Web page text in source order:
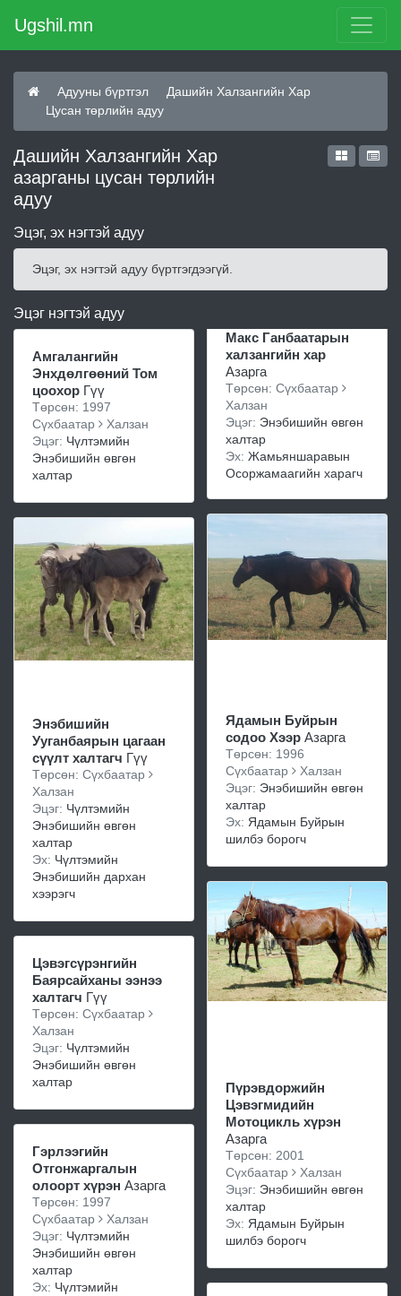
Ugshil.mn
Адууны бүртгэл
Дашийн Халзангийн Хар
Цусан төрлийн адуу
Дашийн Халзангийн Хар
азарганы цусан төрлийн
адуу
Эцэг, эх нэгтэй адуу
Эцэг, эх нэгтэй адуу бүртгэгдээгүй.
Эцэг нэгтэй адуу
Амгалангийн
Энхдөлгөөний Том
цоохор Гүү
Төрсөн: 1997
Сүхбаатар
Халзан
Эцэг: Чүлтэмийн
Энэбишийн өвгөн
халтар
Энэбишийн
Ууганбаярын цагаан
сүүлт халтагч Гүү
Төрсөн: Сүхбаатар
Халзан
Эцэг: Чүлтэмийн
Энэбишийн өвгөн
халтар
Эх: Чүлтэмийн
Энэбишийн дархан
хээрэгч
Цэвэгсүрэнгийн
Баярсайханы ээнээ
халтагч Гүү
Төрсөн: Сүхбаатар
Халзан
Эцэг: Чүлтэмийн
Энэбишийн өвгөн
халтар
Гэрлээгийн
Отгонжаргалын
олоорт хүрэн Азарга
Төрсөн: 1997
Сүхбаатар
Халзан
Эцэг: Чүлтэмийн
Энэбишийн өвгөн
халтар
Эх: Чүлтэмийн
Макс Ганбаатарын
халзангийн хар
Азарга
Төрсөн: Сүхбаатар
Халзан
Эцэг: Энэбишийн өвгөн
халтар
Эх: Жамьяншаравын
Осоржамаагийн харагч
Ядамын Буйрын
содоо Хээр Азарга
Төрсөн: 1996
Сүхбаатар
Халзан
Эцэг: Энэбишийн өвгөн
халтар
Эх: Ядамын Буйрын
шилбэ борогч
Пүрэвдоржийн
Цэвэгмидийн
Мотоцикль хүрэн
Азарга
Төрсөн: 2001
Сүхбаатар
Халзан
Эцэг: Энэбишийн өвгөн
халтар
Эх: Ядамын Буйрын
шилбэ борогч